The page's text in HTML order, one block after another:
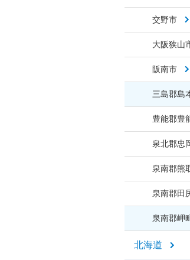
交野市
大阪狭山
阪南市
三島郡島
豊能郡豊
泉北郡忠
泉南郡熊
泉南郡田
泉南郡岬
北海道